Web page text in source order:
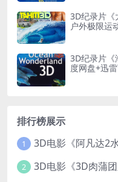
3D纪录片《
户外极限运
3D纪录片《
度网盘+迅
排行榜展示
1
2